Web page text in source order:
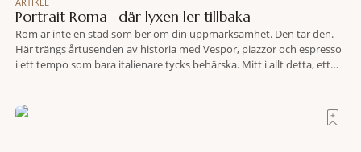
Portrait Roma– där lyxen ler tillbaka
Rom är inte en stad som ber om din uppmärksamhet. Den tar den.
Här trängs årtusenden av historia med Vespor, piazzor och espresso
i ett tempo som bara italienare tycks behärska. Mitt i allt detta, ett